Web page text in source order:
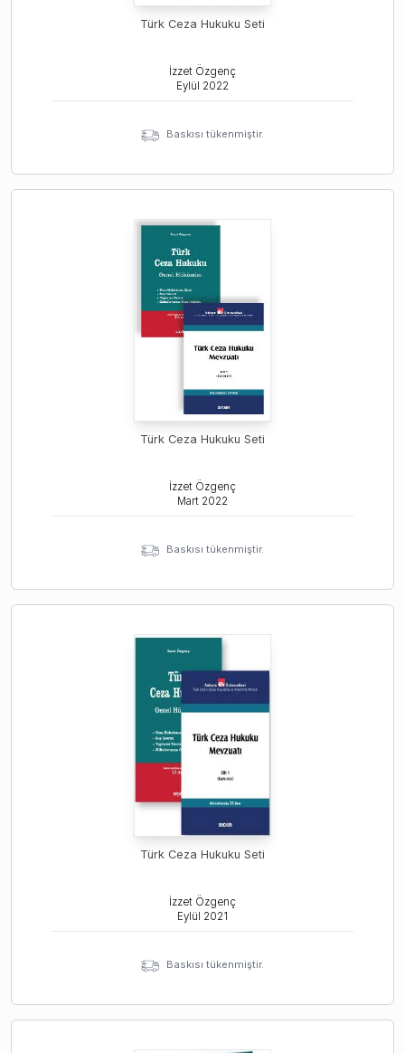
Türk Ceza Hukuku Seti
İzzet Özgenç
Eylül 2022
Baskısı tükenmiştir.
Türk Ceza Hukuku Seti
İzzet Özgenç
Mart 2022
Baskısı tükenmiştir.
Türk Ceza Hukuku Seti
İzzet Özgenç
Eylül 2021
Baskısı tükenmiştir.